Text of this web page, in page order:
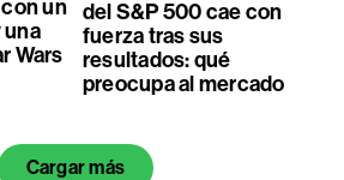
un
una
Wars
del S&P 500 cae con
fuerza tras sus
resultados: qué
preocupa al mercado
Cargar más